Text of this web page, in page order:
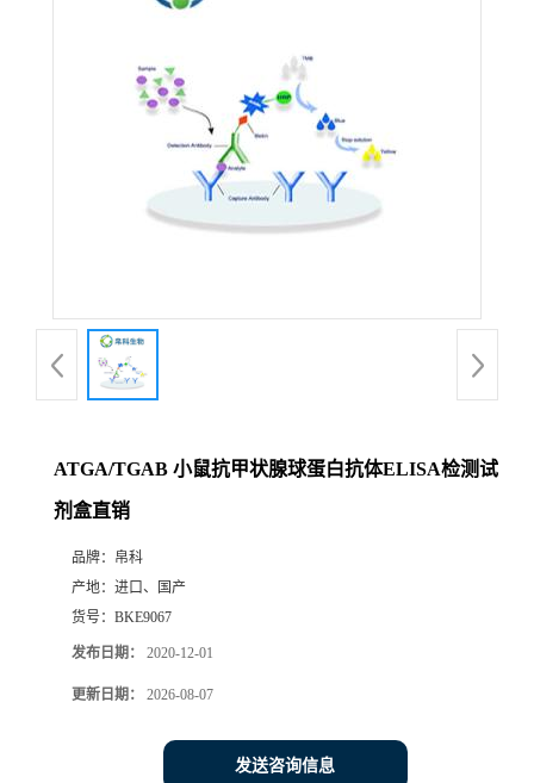
ATGA/TGAB 小鼠抗甲状腺球蛋白抗体ELISA检测试
剂盒直销
品牌： 帛科
产地： 进口、国产
货号： BKE9067
发布日期： 2020-12-01
更新日期： 2026-08-07
发送咨询信息